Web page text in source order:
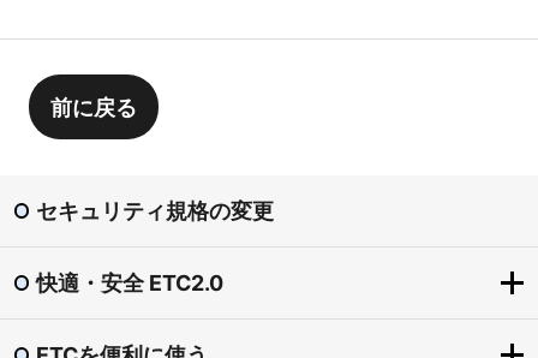
前に戻る
セキュリティ規格の変更
快適・安全 ETC2.0